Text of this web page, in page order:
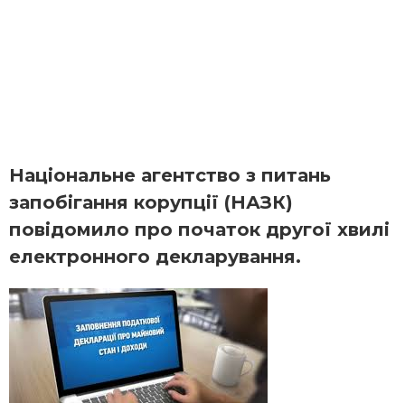
Національне агентство з питань
запобігання корупції (НАЗК)
повідомило про початок другої хвилі
електронного декларування.